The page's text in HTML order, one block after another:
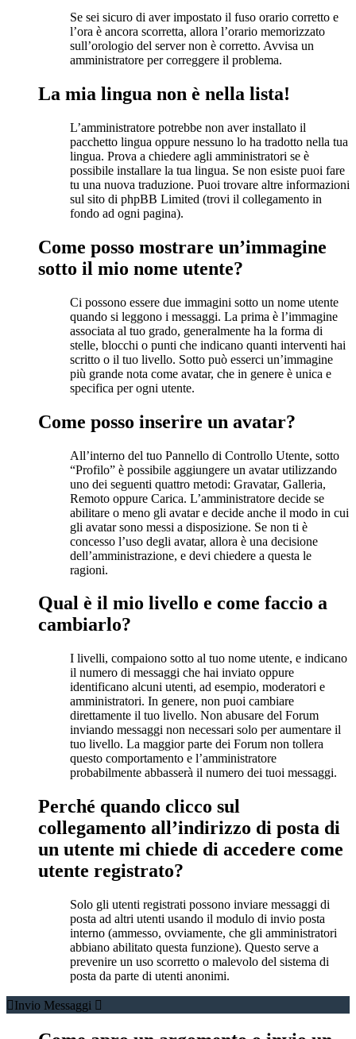
Se sei sicuro di aver impostato il fuso orario corretto e
l’ora è ancora scorretta, allora l’orario memorizzato
sull’orologio del server non è corretto. Avvisa un
amministratore per correggere il problema.
La mia lingua non è nella lista!
L’amministratore potrebbe non aver installato il
pacchetto lingua oppure nessuno lo ha tradotto nella tua
lingua. Prova a chiedere agli amministratori se è
possibile installare la tua lingua. Se non esiste puoi fare
tu una nuova traduzione. Puoi trovare altre informazioni
sul sito di phpBB Limited (trovi il collegamento in
fondo ad ogni pagina).
Come posso mostrare un’immagine
sotto il mio nome utente?
Ci possono essere due immagini sotto un nome utente
quando si leggono i messaggi. La prima è l’immagine
associata al tuo grado, generalmente ha la forma di
stelle, blocchi o punti che indicano quanti interventi hai
scritto o il tuo livello. Sotto può esserci un’immagine
più grande nota come avatar, che in genere è unica e
specifica per ogni utente.
Come posso inserire un avatar?
All’interno del tuo Pannello di Controllo Utente, sotto
“Profilo” è possibile aggiungere un avatar utilizzando
uno dei seguenti quattro metodi: Gravatar, Galleria,
Remoto oppure Carica. L’amministratore decide se
abilitare o meno gli avatar e decide anche il modo in cui
gli avatar sono messi a disposizione. Se non ti è
concesso l’uso degli avatar, allora è una decisione
dell’amministrazione, e devi chiedere a questa le
ragioni.
Qual è il mio livello e come faccio a
cambiarlo?
I livelli, compaiono sotto al tuo nome utente, e indicano
il numero di messaggi che hai inviato oppure
identificano alcuni utenti, ad esempio, moderatori e
amministratori. In genere, non puoi cambiare
direttamente il tuo livello. Non abusare del Forum
inviando messaggi non necessari solo per aumentare il
tuo livello. La maggior parte dei Forum non tollera
questo comportamento e l’amministratore
probabilmente abbasserà il numero dei tuoi messaggi.
Perché quando clicco sul
collegamento all’indirizzo di posta di
un utente mi chiede di accedere come
utente registrato?
Solo gli utenti registrati possono inviare messaggi di
posta ad altri utenti usando il modulo di invio posta
interno (ammesso, ovviamente, che gli amministratori
abbiano abilitato questa funzione). Questo serve a
prevenire un uso scorretto o malevolo del sistema di
posta da parte di utenti anonimi.
Invio Messaggi